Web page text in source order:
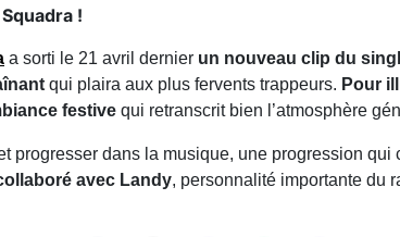
!
a sorti le 21 avril dernier un nouveau clip du
qui plaira aux plus fervents trappeurs. Pour
festive qui retranscrit bien l’atmosphère
progresser dans la musique, une progression qui
avec Landy, personnalité importante du